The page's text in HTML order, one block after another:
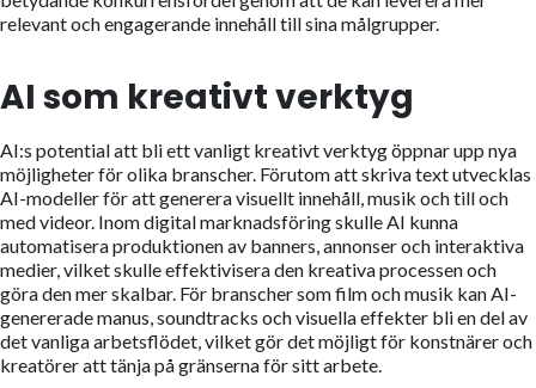
relevant och engagerande innehåll till sina målgrupper.
AI som kreativt verktyg
AI:s potential att bli ett vanligt kreativt verktyg öppnar upp nya
möjligheter för olika branscher. Förutom att skriva text utvecklas
AI-modeller för att generera visuellt innehåll, musik och till och
med videor. Inom digital marknadsföring skulle AI kunna
automatisera produktionen av banners, annonser och interaktiva
medier, vilket skulle effektivisera den kreativa processen och
göra den mer skalbar. För branscher som film och musik kan AI-
genererade manus, soundtracks och visuella effekter bli en del av
det vanliga arbetsflödet, vilket gör det möjligt för konstnärer och
kreatörer att tänja på gränserna för sitt arbete.